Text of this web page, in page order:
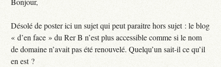
Désolé de poster ici un sujet qui peut paraitre hors sujet : le blog
« d’en face » du Rer B n’est plus accessible comme si le nom
de domaine n’avait pas été renouvelé. Quelqu’un sait-il ce qu’il
en est ?